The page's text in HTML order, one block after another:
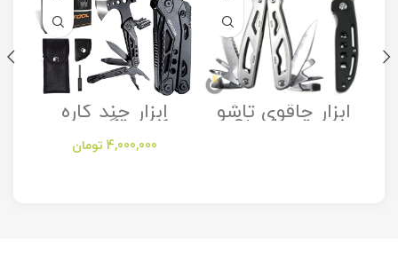
ابزار چاقوی تاشو
مدل Stanley
ابزار چند کاره
کمپینگ مدل
Camping
Multitool
4,000,000 تومان